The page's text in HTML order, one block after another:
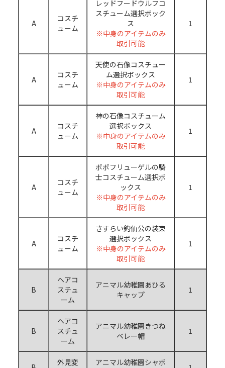
A
コスチ
ューム
レッドフードウルフコ
スチューム選択ボック
ス
※中身のアイテムのみ
取引可能
1
A
コスチ
ューム
天使の石像コスチュー
ム選択ボックス
※中身のアイテムのみ
取引可能
1
A
コスチ
ューム
神の石像コスチューム
選択ボックス
※中身のアイテムのみ
取引可能
1
A
コスチ
ューム
ポポフリューゲルの騎
士コスチューム選択ボ
ックス
※中身のアイテムのみ
取引可能
1
A
コスチ
ューム
さすらい釣仙公の装束
選択ボックス
※中身のアイテムのみ
取引可能
1
B
ヘアコ
スチュ
ーム
アニマル幼稚園あひる
キャップ
1
B
ヘアコ
スチュ
ーム
アニマル幼稚園きつね
ベレー帽
1
外見変
アニマル幼稚園シャボ